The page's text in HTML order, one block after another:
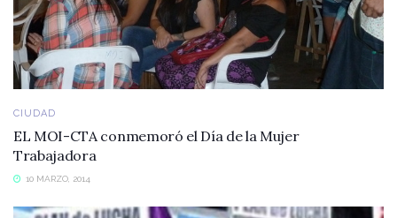
CIUDAD
EL MOI-CTA conmemoró el Día de la Mujer
Trabajadora
10 MARZO, 2014